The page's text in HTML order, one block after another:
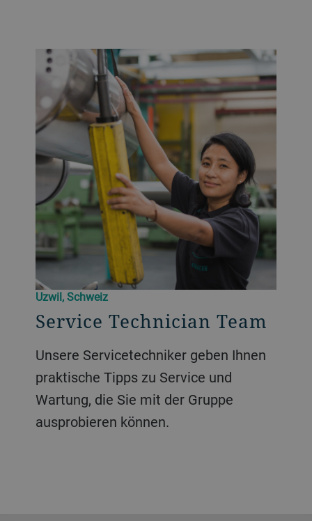
Uzwil, Schweiz
Service Technician Team
Unsere Servicetechniker geben Ihnen
praktische Tipps zu Service und
Wartung, die Sie mit der Gruppe
ausprobieren können.